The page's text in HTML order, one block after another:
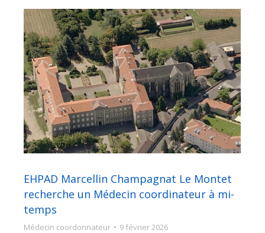
EHPAD Marcellin Champagnat Le Montet
recherche un Médecin coordinateur à mi-
temps
Médecin coordonnateur 9 février 2026